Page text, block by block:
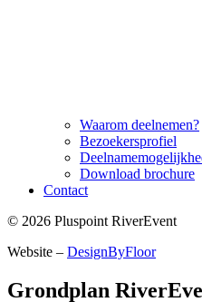
Waarom deelnemen?
Bezoekersprofiel
Download brochure
Contact
© 2026 Pluspoint RiverEvent
Website – DesignByFloor
Grondplan